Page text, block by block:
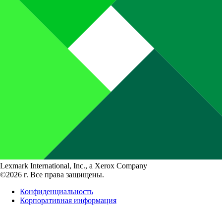
Lexmark International, Inc., a Xerox Company
©2026 г. Все права защищены.
Конфиденциальность
Корпоративная информация